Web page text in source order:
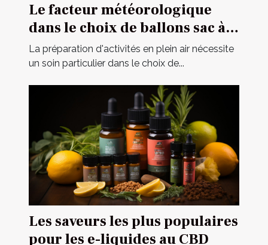
Le facteur météorologique
dans le choix de ballons sac à
dos pour des opérations
extérieures
La préparation d'activités en plein air nécessite
un soin particulier dans le choix de...
Les saveurs les plus populaires
pour les e-liquides au CBD